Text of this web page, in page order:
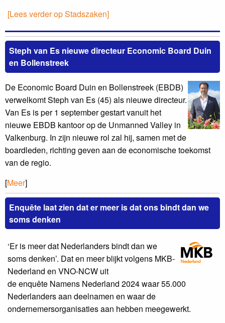
[Lees verder op Stadszaken]
Steph van Es nieuwe directeur Economic Board Duin
en Bollenstreek
De Economic Board Duin en Bollenstreek (EBDB)
verwelkomt Steph van Es (45) als nieuwe directeur.
Van Es is per 1 september gestart vanuit het
nieuwe EBDB kantoor op de Unmanned Valley in
Valkenburg. In zijn nieuwe rol zal hij, samen met de
boardleden, richting geven aan de economische toekomst
van de regio.
[Meer]
Enquête laat zien dat er meer is dat ons bindt dan we
soms denken
‘Er is meer dat Nederlanders bindt dan we
soms denken’. Dat en meer blijkt volgens MKB-
Nederland en VNO-NCW uit
de enquête Namens Nederland 2024 waar 55.000
Nederlanders aan deelnamen en waar de
ondernemersorganisaties aan hebben meegewerkt.